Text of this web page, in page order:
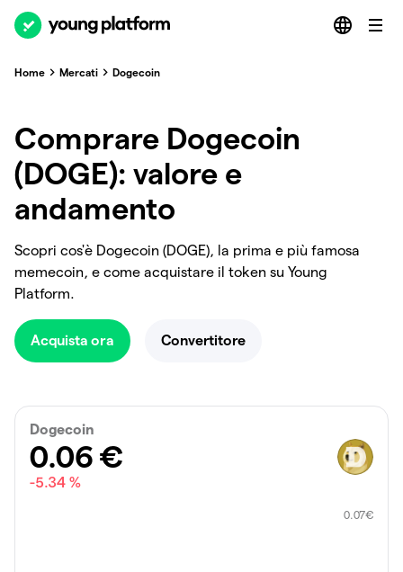
Home Mercati Dogecoin
Comprare Dogecoin
(DOGE): valore e
andamento
Scopri cos'è Dogecoin (DOGE), la prima e più famosa
memecoin, e come acquistare il token su Young
Platform.
Acquista ora Convertitore
Dogecoin
0.06 €
-5.34 %
0.07€